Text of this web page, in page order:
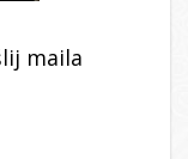
maila